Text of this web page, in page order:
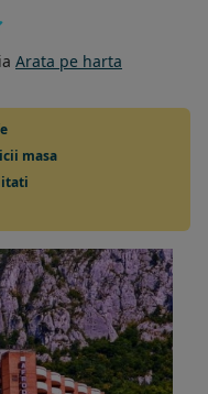
Arata pe harta
masa